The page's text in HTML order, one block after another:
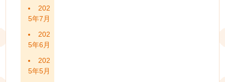
202
5年7月
202
5年6月
202
5年5月